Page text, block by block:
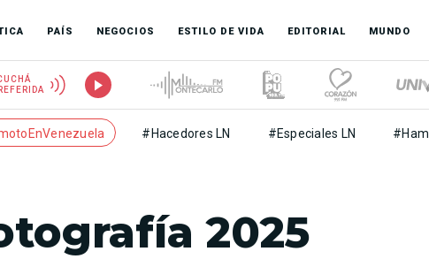
PAÍS NEGOCIOS ESTILO DE VIDA EDITORIAL MUNDO
#Hacedores LN #Especiales LN
2025